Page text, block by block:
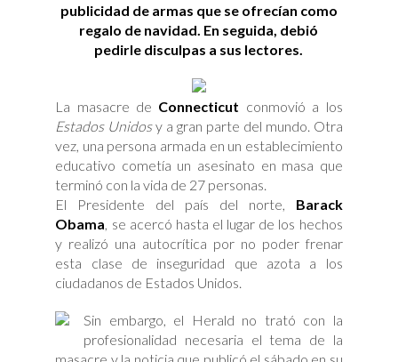
JUNTO
LA
NOTICIA
DE
publicidad de armas que se ofrecían como
regalo de navidad. En seguida, debió
pedirle disculpas a sus lectores.
La masacre de Connecticut conmovió a los
Estados Unidosy a gran parte del mundo. Otra
vez, una persona armada en un establecimiento
educativo cometía un asesinato en masa que
terminó con la vida de 27 personas.
El Presidente del país del norte, Barack
Obama, se acercó hasta el lugar de los hechos
y realizó una autocrítica por no poder frenar
esta clase de inseguridad que azota a los
ciudadanos de Estados Unidos.
Sin embargo, el Herald no trató con la
profesionalidad necesaria el tema de la